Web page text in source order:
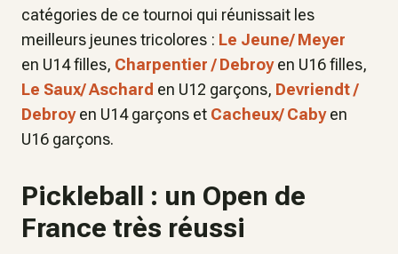
catégories de ce tournoi qui réunissait les
meilleurs jeunes tricolores : Le Jeune/ Meyer
en U14 filles, Charpentier / Debroyen U16 filles,
Le Saux/ Aschard en U12 garçons, Devriendt /
Debroyen U14 garçons et Cacheux/ Cabyen
U16 garçons.
Pickleball : un Open de
France très réussi